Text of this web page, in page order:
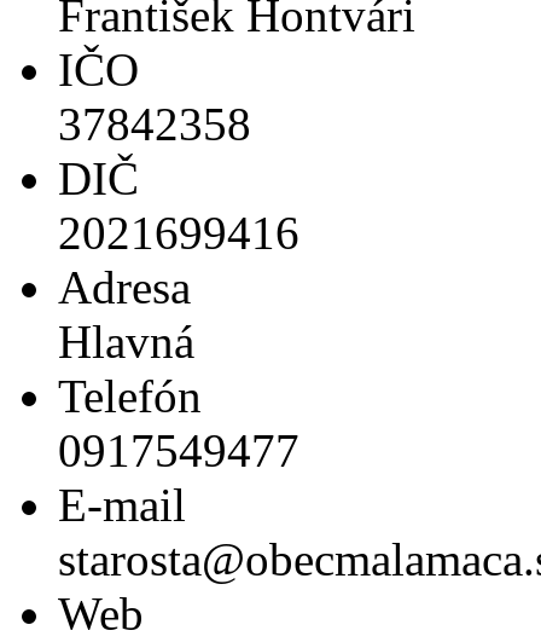
František Hontvári
IČO
37842358
DIČ
2021699416
Adresa
Hlavná
Telefón
0917549477
E-mail
Web